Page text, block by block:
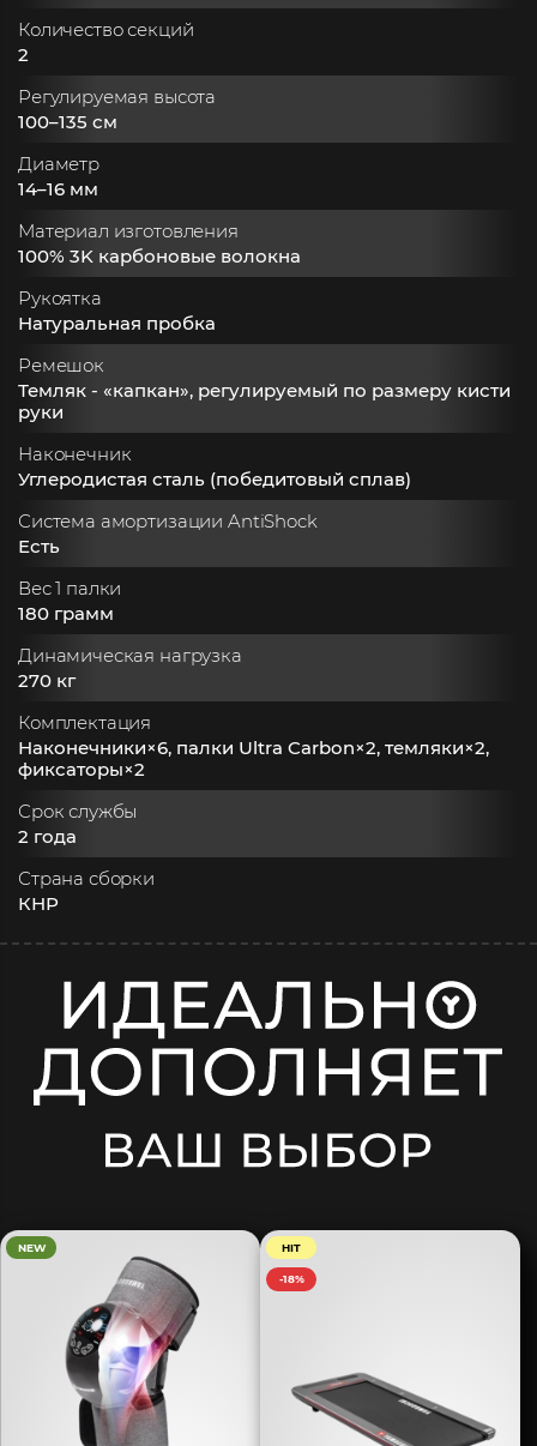
Количество секций
2
Регулируемая высота
100–135 см
Диаметр
14–16 мм
Материал изготовления
100% 3K карбоновые волокна
Рукоятка
Натуральная пробка
Ремешок
Темляк - «капкан», регулируемый по размеру кисти
руки
Наконечник
Углеродистая сталь (победитовый сплав)
Система амортизации AntiShock
Есть
Вес 1 палки
180 грaмм
Динамическая нагрузка
270 кг
Комплектация
Наконечники×6, палки Ultra Carbon×2, темляки×2,
фиксаторы×2
Срок службы
2 года
Страна сборки
КНР
NEW HIT
-18%